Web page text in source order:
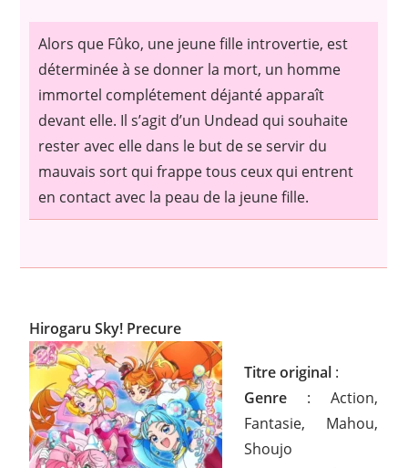
Alors que Fûko, une jeune fille introvertie, est
déterminée à se donner la mort, un homme
immortel complétement déjanté apparaît
devant elle. Il s’agit d’un Undead qui souhaite
rester avec elle dans le but de se servir du
mauvais sort qui frappe tous ceux qui entrent
en contact avec la peau de la jeune fille.
Hirogaru Sky! Precure
Titre original :
Genre : Action,
Fantasie, Mahou,
Shoujo